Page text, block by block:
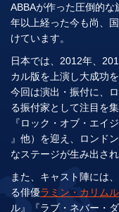
ABBAが作った圧倒的
年以上経った今も尚、
けています。
日本では、2012年、
カル版を上演し大成功
今回は演出・振付に、
る振付家として注目を
『ロック・オブ・エイ
』他）を迎え、ロンド
なステージが生み出され
また、キャスト陣には
る俳優ラミン・カリム
ル』『ラブ・ネバー・